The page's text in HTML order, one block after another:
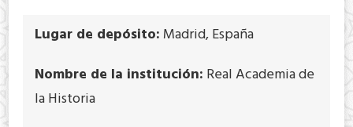
Lugar de depósito: Madrid, España
Nombre de la institución: Real Academia de
la Historia